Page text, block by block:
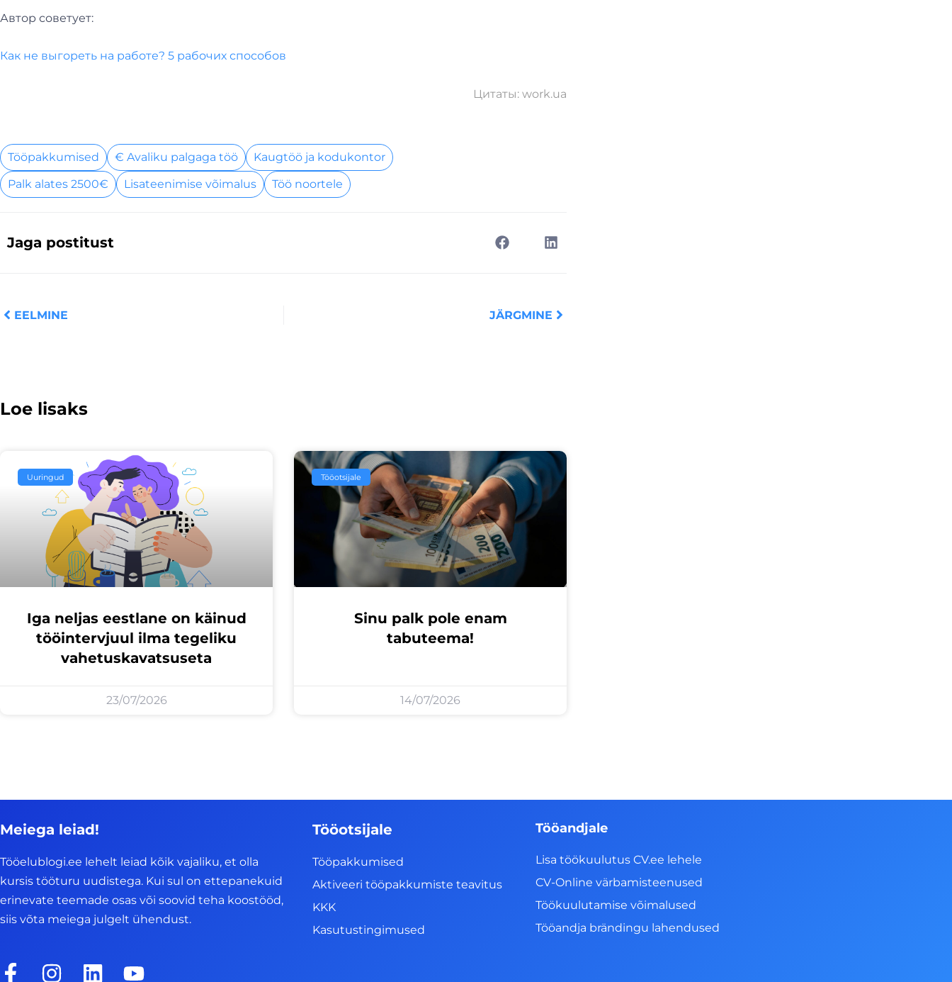
Автор советует:
Как не выгореть на работе? 5 рабочих способов
Цитаты: work.ua
Tööpakkumised € Avaliku palgaga töö
Kaugtöö ja kodukontor
Palk alates 2500€
Lisateenimise võimalus Töö noortele
Jaga postitust
EELMINE JÄRGMINE
Loe lisaks
Uuringud
Iga neljas eestlane on käinud
tööintervjuul ilma tegeliku
vahetuskavatsuseta
23/07/2026
Tööotsijale
Sinu palk pole enam
tabuteema!
14/07/2026
Meiega leiad!
Tööelublogi.ee lehelt leiad kõik vajaliku, et olla
kursis tööturu uudistega. Kui sul on ettepanekuid
erinevate teemade osas või soovid teha koostööd,
siis võta meiega julgelt ühendust.
F
I
L
Y
Tööotsijale
Tööpakkumised
Aktiveeri tööpakkumiste teavitus
KKK
Kasutustingimused
Tööandjale
Lisa töökuulutus CV.ee lehele
CV-Online värbamisteenused
Töökuulutamise võimalused
Tööandja brändingu lahendused